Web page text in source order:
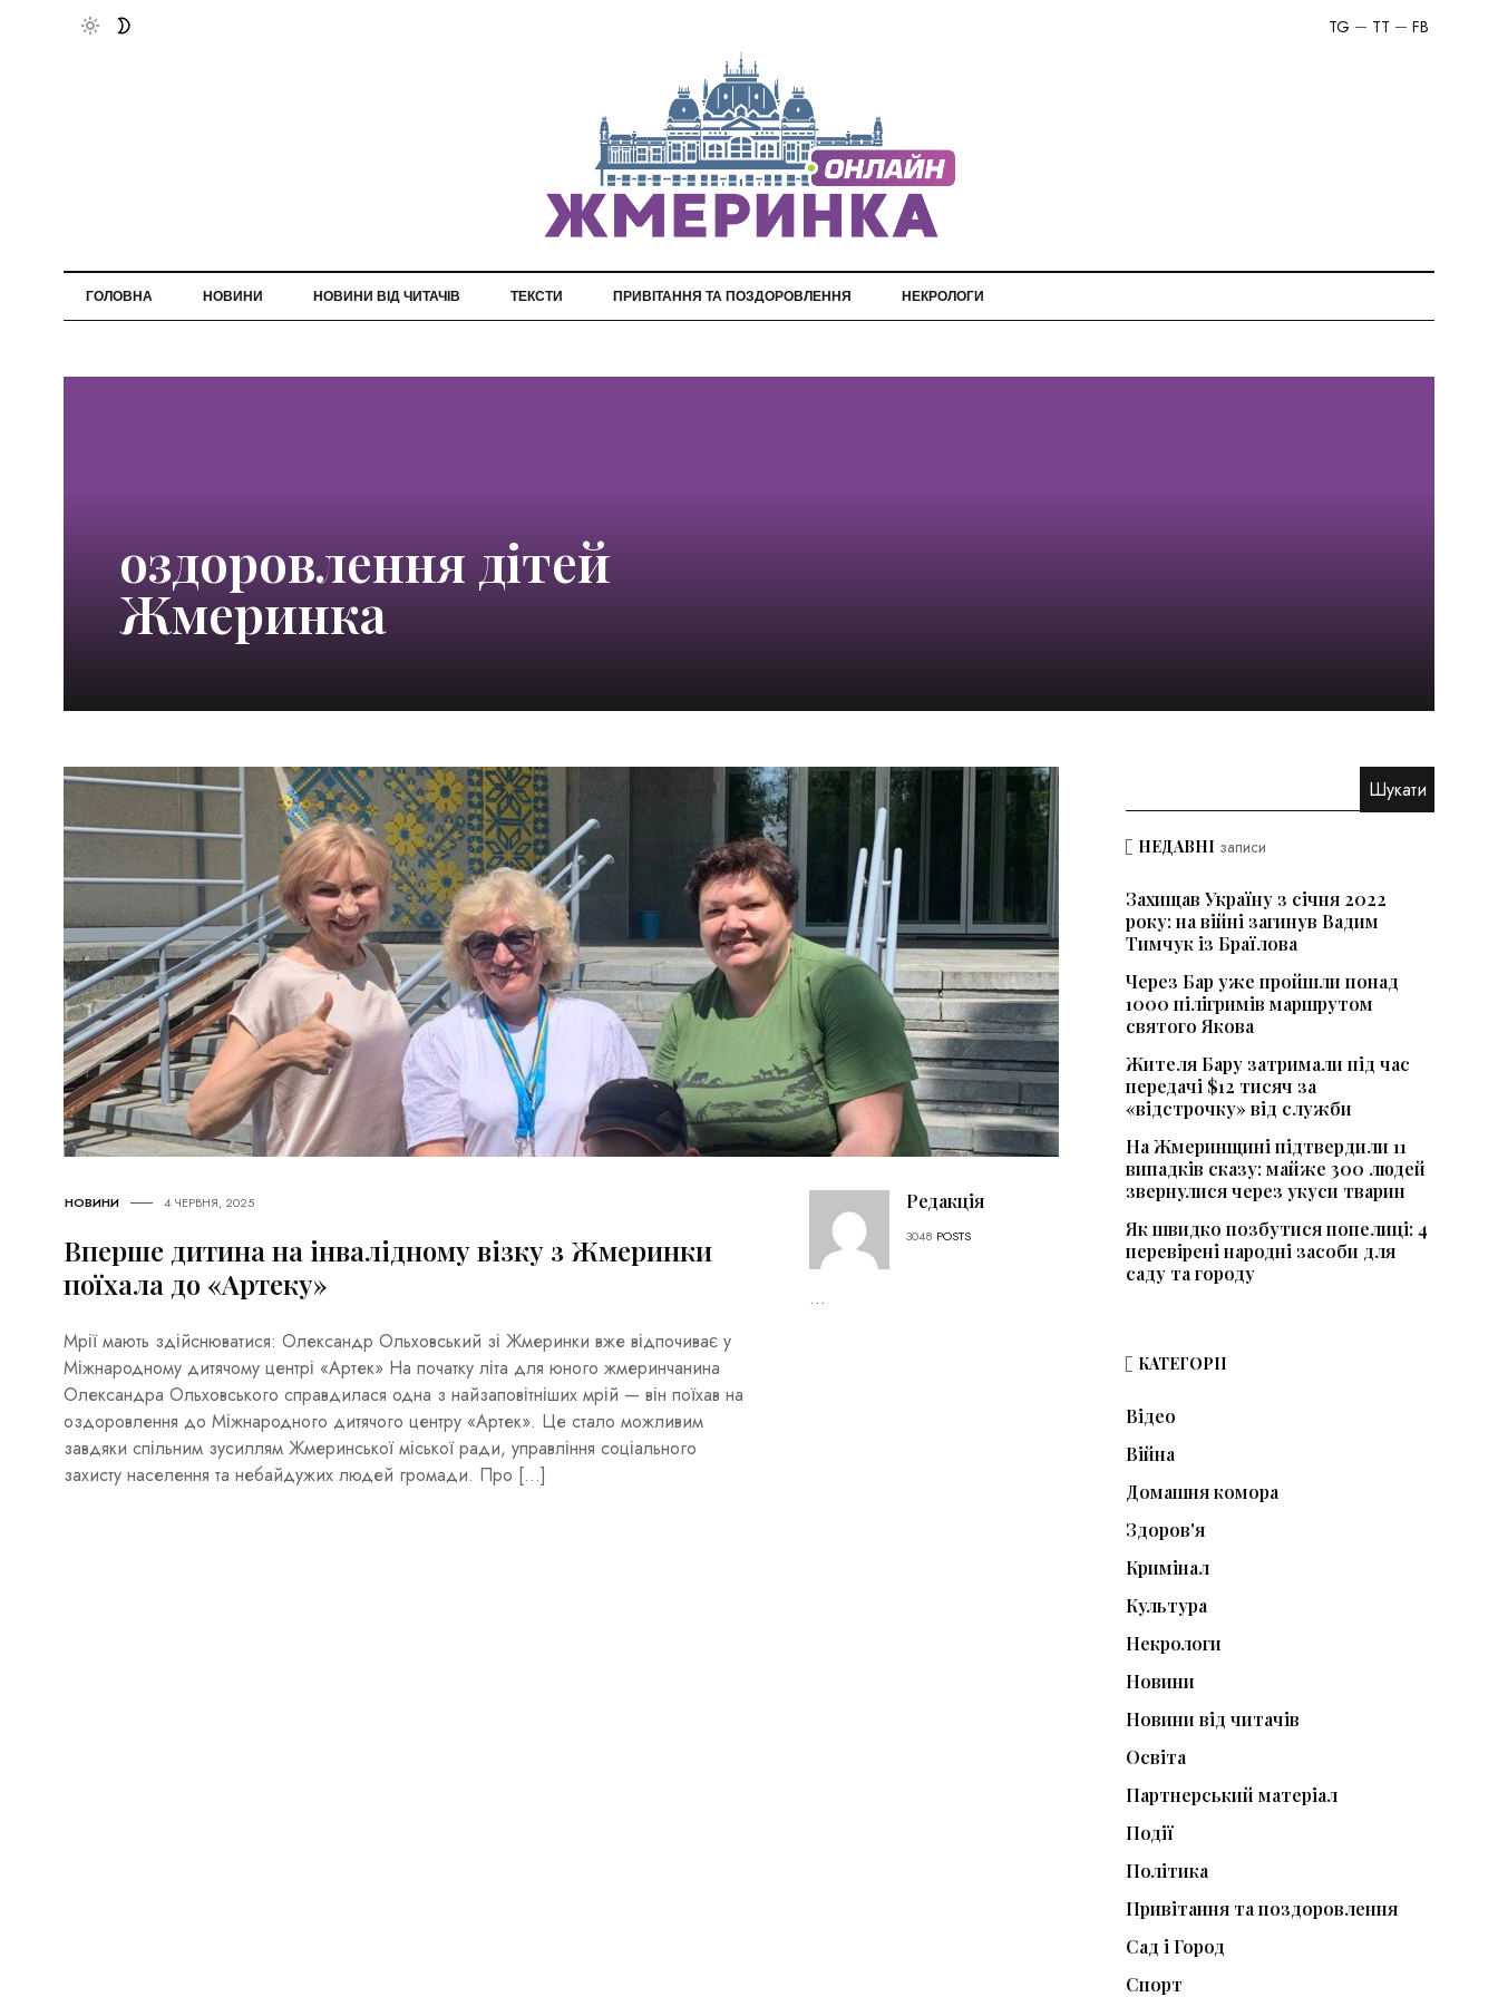
FB
TT
TG
ГОЛОВНА НОВИНИ НОВИНИ ВІД ЧИТАЧІВ ТЕКСТИ ПРИВІТАННЯ ТА ПОЗДОРОВЛЕННЯ НЕКРОЛОГИ
оздоровлення дітей
Жмеринка
НОВИНИ 4 ЧЕРВНЯ, 2025
Вперше дитина на інвалідному візку з Жмеринки
поїхала до «Артеку»
Мрії мають здійснюватися: Олександр Ольховський зі Жмеринки вже відпочиває у
Міжнародному дитячому центрі «Артек» На початку літа для юного жмеринчанина
Олександра Ольховського справдилася одна з найзаповітніших мрій — він поїхав на
оздоровлення до Міжнародного дитячого центру «Артек». Це стало можливим
завдяки спільним зусиллям Жмеринської міської ради, управління соціального
захисту населення та небайдужих людей громади. Про […]
Редакція
3048 POSTS
...
НЕДАВНІ записи
Захищав Україну з січня 2022
року: на війні загинув Вадим
Тимчук із Браїлова
Через Бар уже пройшли понад
1000 пілігримів маршрутом
святого Якова
Жителя Бару затримали під час
передачі $12 тисяч за
«відстрочку» від служби
На Жмеринщині підтвердили 11
випадків сказу: майже 300 людей
звернулися через укуси тварин
Як швидко позбутися попелиці: 4
перевірені народні засоби для
саду та городу
КАТЕГОРІЇ
Відео
Війна
Домашня комора
Здоров'я
Кримінал
Культура
Некрологи
Новини
Новини від читачів
Освіта
Партнерський матеріал
Події
Політика
Привітання та поздоровлення
Сад і Город
Спорт